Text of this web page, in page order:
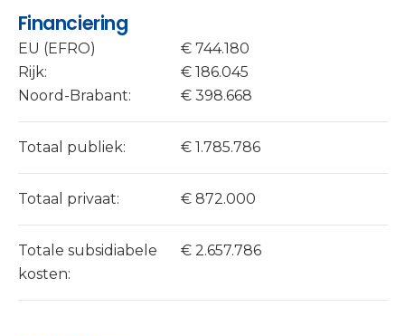
Financiering
EU (EFRO)
€ 744.180
Rijk:
€ 186.045
Noord-Brabant:
€ 398.668
Totaal publiek: € 1.785.786
Totaal privaat: € 872.000
Totale subsidiabele
kosten:
€ 2.657.786